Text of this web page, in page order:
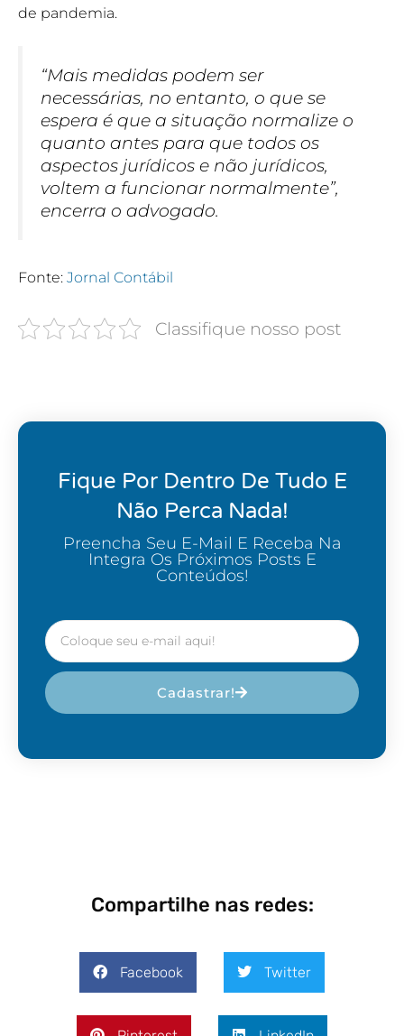
de pandemia.
“Mais medidas podem ser
necessárias, no entanto, o que se
espera é que a situação normalize o
quanto antes para que todos os
aspectos jurídicos e não jurídicos,
voltem a funcionar normalmente”,
encerra o advogado.
Fonte: Jornal Contábil
Classifique nosso post
Fique Por Dentro De Tudo E
Não Perca Nada!
Preencha Seu E-Mail E Receba Na
Integra Os Próximos Posts E
Conteúdos!
Cadastrar!
Compartilhe nas redes:
Facebook Twitter